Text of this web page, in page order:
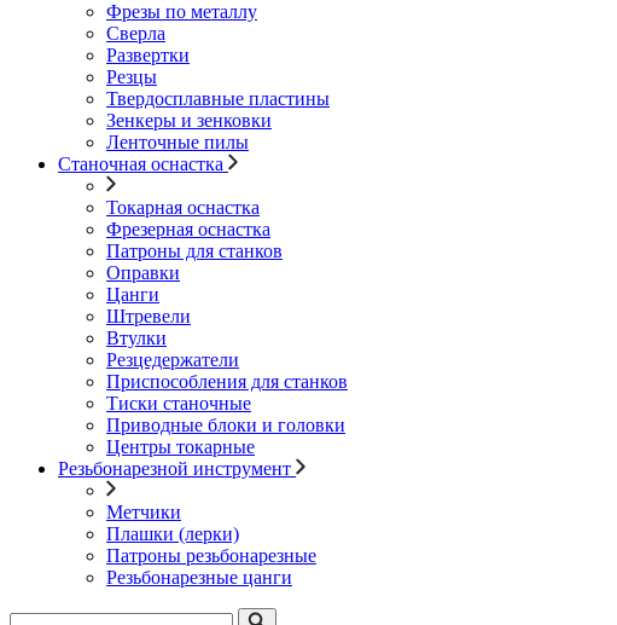
Фрезы по металлу
Сверла
Развертки
Резцы
Твердосплавные пластины
Зенкеры и зенковки
Ленточные пилы
Станочная оснастка
Токарная оснастка
Фрезерная оснастка
Патроны для станков
Оправки
Цанги
Штревели
Втулки
Резцедержатели
Приспособления для станков
Тиски станочные
Приводные блоки и головки
Центры токарные
Резьбонарезной инструмент
Метчики
Плашки (лерки)
Патроны резьбонарезные
Резьбонарезные цанги